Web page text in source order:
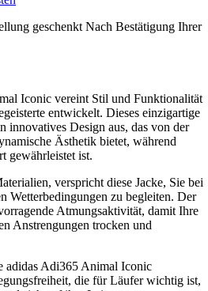
geschenkt Nach Bestätigung Ihrer
Iconic vereint Stil und Funktionalität
entwickelt. Dieses einzigartige
innovatives Design aus, das von der
Ästhetik bietet, während
gewährleistet ist.
verspricht diese Jacke, Sie bei
Wetterbedingungen zu begleiten. Der
Atmungsaktivität, damit Ihre
Anstrengungen trocken und
adidas Adi365 Animal Iconic
die für Läufer wichtig ist,